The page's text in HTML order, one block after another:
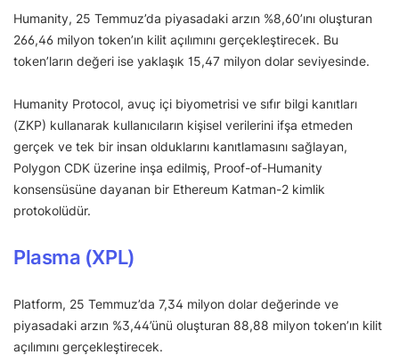
Humanity, 25 Temmuz’da piyasadaki arzın %8,60’ını oluşturan
266,46 milyon token’ın kilit açılımını gerçekleştirecek. Bu
token’ların değeri ise yaklaşık 15,47 milyon dolar seviyesinde.
Humanity Protocol, avuç içi biyometrisi ve sıfır bilgi kanıtları
(ZKP) kullanarak kullanıcıların kişisel verilerini ifşa etmeden
gerçek ve tek bir insan olduklarını kanıtlamasını sağlayan,
Polygon CDK üzerine inşa edilmiş, Proof-of-Humanity
konsensüsüne dayanan bir Ethereum Katman-2 kimlik
protokolüdür.
Plasma (XPL)
Platform, 25 Temmuz’da 7,34 milyon dolar değerinde ve
piyasadaki arzın %3,44’ünü oluşturan 88,88 milyon token’ın kilit
açılımını gerçekleştirecek.